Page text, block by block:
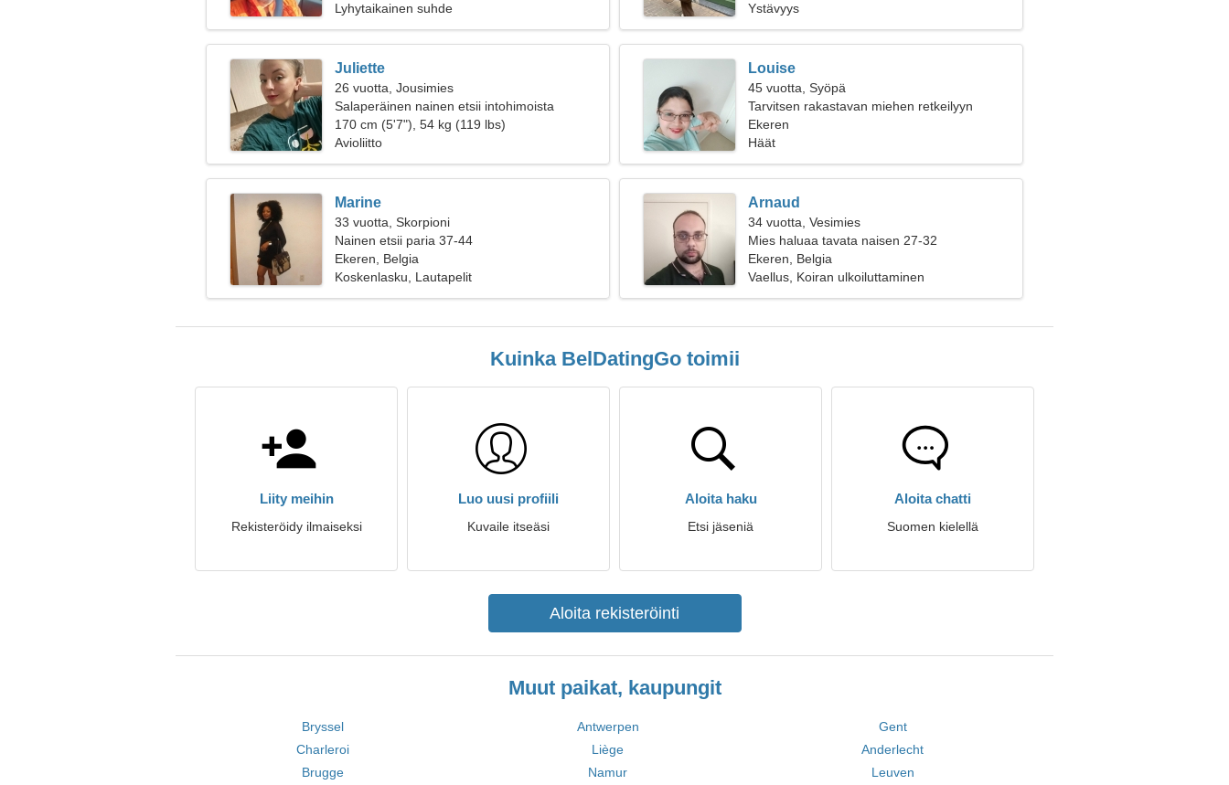
Lyhytaikainen suhde
Ystävyys
Juliette
26 vuotta, Jousimies
Salaperäinen nainen etsii intohimoista
suhdetta
170 cm (5'7"), 54 kg (119 lbs)
Avioliitto
Louise
45 vuotta, Syöpä
Tarvitsen rakastavan miehen retkeilyyn
Ekeren
Häät
Marine
33 vuotta, Skorpioni
Nainen etsii paria 37-44
Ekeren, Belgia
Koskenlasku, Lautapelit
Arnaud
34 vuotta, Vesimies
Mies haluaa tavata naisen 27-32
Ekeren, Belgia
Vaellus, Koiran ulkoiluttaminen
Kuinka BelDatingGo toimii
Liity meihin
Rekisteröidy ilmaiseksi
Luo uusi profiili
Kuvaile itseäsi
Aloita haku
Etsi jäseniä
Aloita chatti
Suomen kielellä
Aloita rekisteröinti
Muut paikat, kaupungit
Bryssel Antwerpen
Gent
Charleroi
Liège
Anderlecht
Brugge
Namur Leuven